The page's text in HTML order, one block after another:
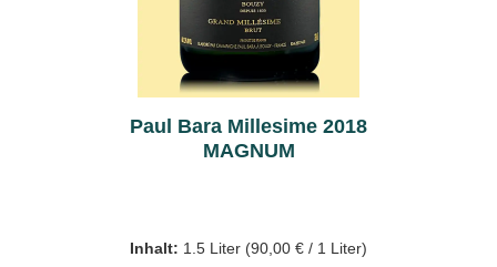
Paul Bara Millesime 2018
MAGNUM
Inhalt: 1.5 Liter (90,00 € / 1 Liter)